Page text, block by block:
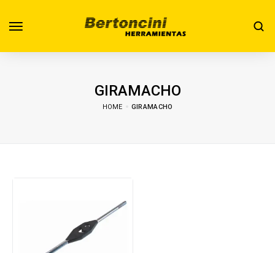
GIRAMACHO
HOME GIRAMACHO